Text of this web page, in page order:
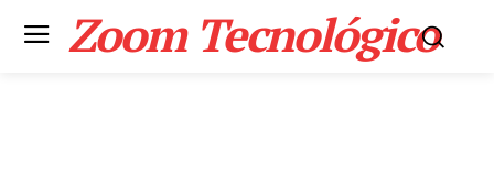
Zoom Tecnológico